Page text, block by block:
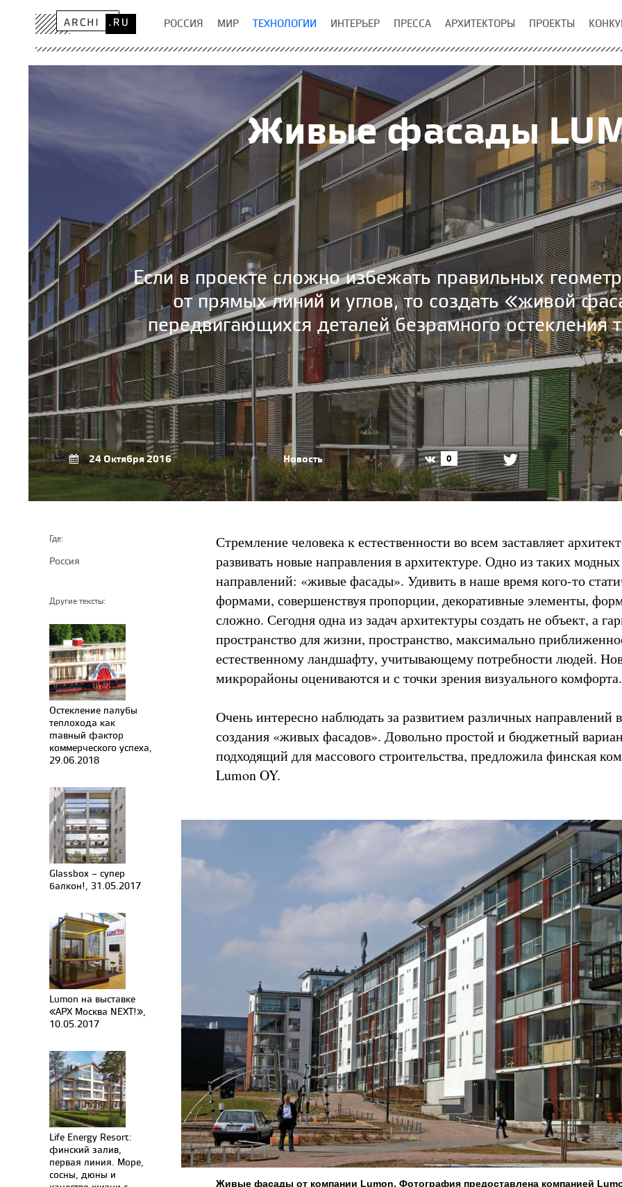
РОССИЯ МИР ТЕХНОЛОГИИ ИНТЕРЬЕР ПРЕССА АРХИТЕКТОРЫ ПРОЕКТЫ
Живые фасады
Если в проекте сложно избежать правильных
от прямых линий и углов, то создать «живой
передвигающихся деталей безрамного остекления
24 Октября 2016 Новость 0
Где:
Россия
Другие тексты:
Остекление палубы
теплохода как
главный фактор
коммерческого успеха,
29.06.2018
Glassbox – супер
балкон!, 31.05.2017
Lumon на выставке
«АРХ Москва NEXT!»,
10.05.2017
Life Energy Resort:
финский залив,
первая линия. Море,
сосны, дюны и
Стремление человека к естественности во всем заставляет
развивать новые направления в архитектуре. Одно из таких модных
направлений: «живые фасады». Удивить в наше время кого-то
формами, совершенствуя пропорции, декоративные элементы,
сложно. Сегодня одна из задач архитектуры создать не объект, а
пространство для жизни, пространство, максимально
естественному ландшафту, учитывающему потребности людей.
микрорайоны оцениваются и с точки зрения визуального комфорта.
Очень интересно наблюдать за развитием различных направлений
создания «живых фасадов». Довольно простой и бюджетный
подходящий для массового строительства, предложила финская
Lumon OY.
Живые фасады от компании Lumon. Фотография предоставлена компанией